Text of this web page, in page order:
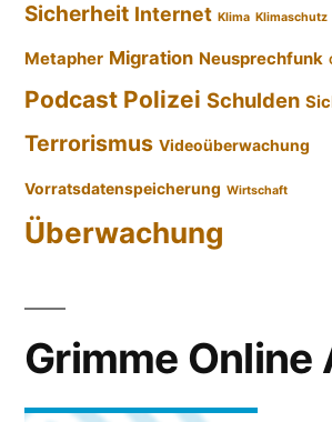
Sicherheit Internet Klima Klimaschutz
Metapher Migration Neusprechfunk
Podcast Polizei Schulden
Terrorismus Videoüberwachung
Vorratsdatenspeicherung Wirtschaft
Überwachung
Grimme Online